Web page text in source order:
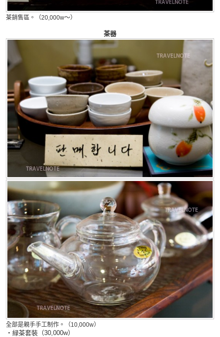
茶銷售區。（20,000w～）
茶器
全部是親手手工制作。（10,000w）
・緑茶套裝（30,000w）